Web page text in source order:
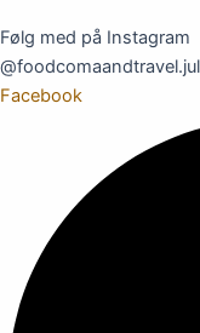
Følg med på Instagram
Facebook